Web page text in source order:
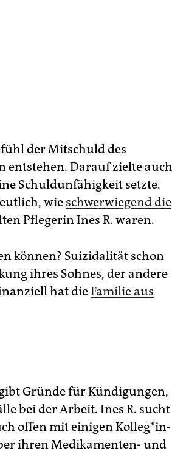
der Mitschuld des
entstehen. Darauf zielte auch
Schuldunfähigkeit setzte.
wie schwerwiegend die
Pflegerin Ines R. waren.
können? Suizidalität schon
ihres Sohnes, der andere
hat dieFamilie aus
Gründe für Kündigungen,
bei der Arbeit. Ines R. sucht
offen mit einigen Kol­le­g*in­
ihren Medikamenten- und